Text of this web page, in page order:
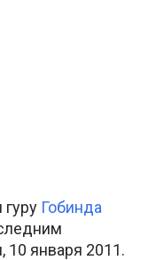
Гобинда
10 января 2011.